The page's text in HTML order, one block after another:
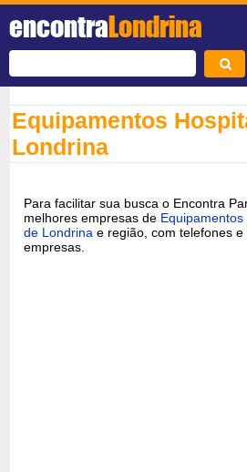
encontraLondrina
Equipamentos
Londrina
Para facilitar sua busca o Encontra
melhores empresas de
de Londrina e região, com telefones
empresas.